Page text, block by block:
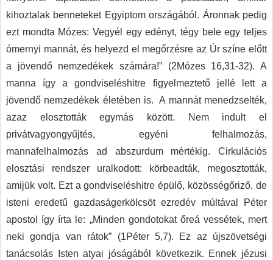
kihoztalak benneteket Egyiptom országából. Áronnak pedig
ezt mondta Mózes: Vegyél egy edényt, tégy bele egy teljes
ómernyi mannát, és helyezd el megőrzésre az Úr színe előtt
a jövendő nemzedékek számára!” (2Mózes 16,31-32). A
manna így a gondviseléshitre figyelmeztető jellé lett a
jövendő nemzedékek életében is. A mannát menedzselték,
azaz elosztották egymás között. Nem indult el
privátvagyongyűjtés, egyéni felhalmozás,
mannafelhalmozás ad abszurdum mértékig. Cirkulációs
elosztási rendszer uralkodott: körbeadták, megosztották,
amijük volt. Ezt a gondviseléshitre épülő, közösségőriző, de
isteni eredetű gazdaságerkölcsöt ezredév múltával Péter
apostol így írta le: „Minden gondotokat őreá vessétek, mert
neki gondja van rátok” (1Péter 5,7). Ez az újszövetségi
tanácsolás Isten atyai jóságából következik. Ennek jézusi